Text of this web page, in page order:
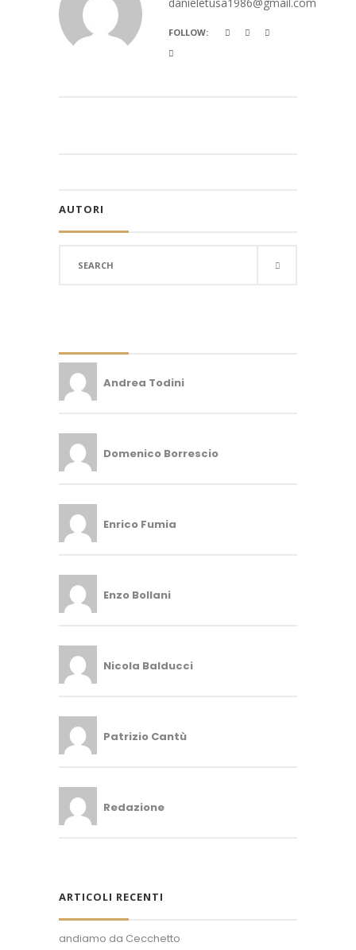
FOLLOW:
AUTORI
Andrea Todini
Domenico Borrescio
Enrico Fumia
Enzo Bollani
Nicola Balducci
Patrizio Cantù
Redazione
ARTICOLI RECENTI
andiamo da Cecchetto